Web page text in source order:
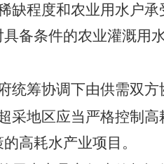
缺程度和农业用水户承
备条件的农业灌溉用
筹协调下由供需双方
地区应当严格控制高
高耗水产业项目。